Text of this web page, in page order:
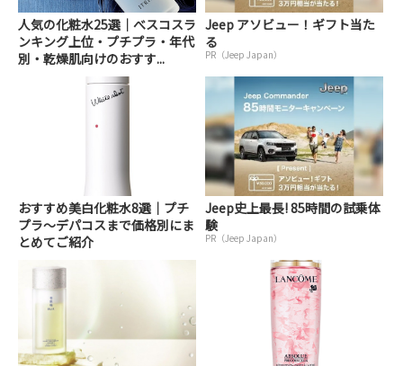
人気の化粧水25選｜べスコスラ
ンキング上位・プチプラ・年代
別・乾燥肌向けのおすす...
Jeep アソビュー！ギフト当た
る
PR（Jeep Japan）
おすすめ美白化粧水8選｜プチ
プラ～デパコスまで価格別にま
とめてご紹介
Jeep史上最長! 85時間の試乗体
験
PR（Jeep Japan）